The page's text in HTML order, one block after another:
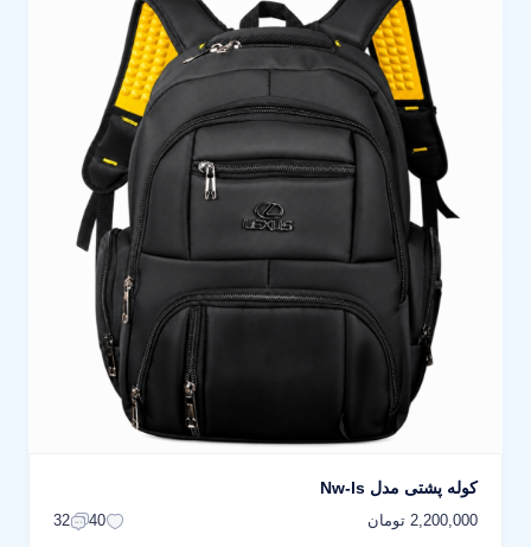
کوله پشتی مدل Nw-ls
2,200,000 تومان 40
32